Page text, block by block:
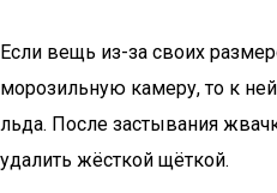
Если вещь из-за своих
морозильную камеру, то к
льда. После застывания
удалить жёсткой щёткой.